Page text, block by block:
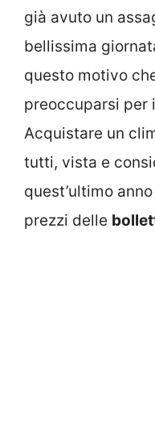
già avuto un
bellissima
questo motivo
preoccuparsi per
Acquistare un
tutti, vista e
quest’ultimo
prezzi delle